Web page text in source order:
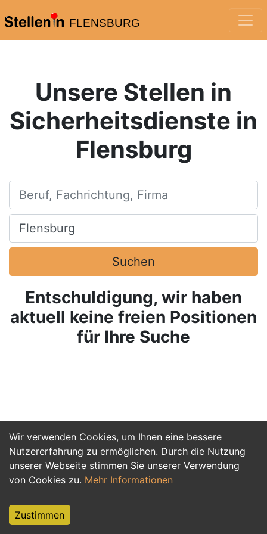
FLENSBURG
Wir verwenden Cookies, um Ihnen eine bessere
Nutzererfahrung zu ermöglichen. Durch die Nutzung
unserer Webseite stimmen Sie unserer Verwendung
von Cookies zu. Mehr Informationen
Zustimmen
Unsere Stellen in
Sicherheitsdienste in
Flensburg
Beruf, Fachrichtung, Firma
Ort, Stadt
Suchen
Entschuldigung, wir haben
aktuell keine freien Positionen
für Ihre Suche